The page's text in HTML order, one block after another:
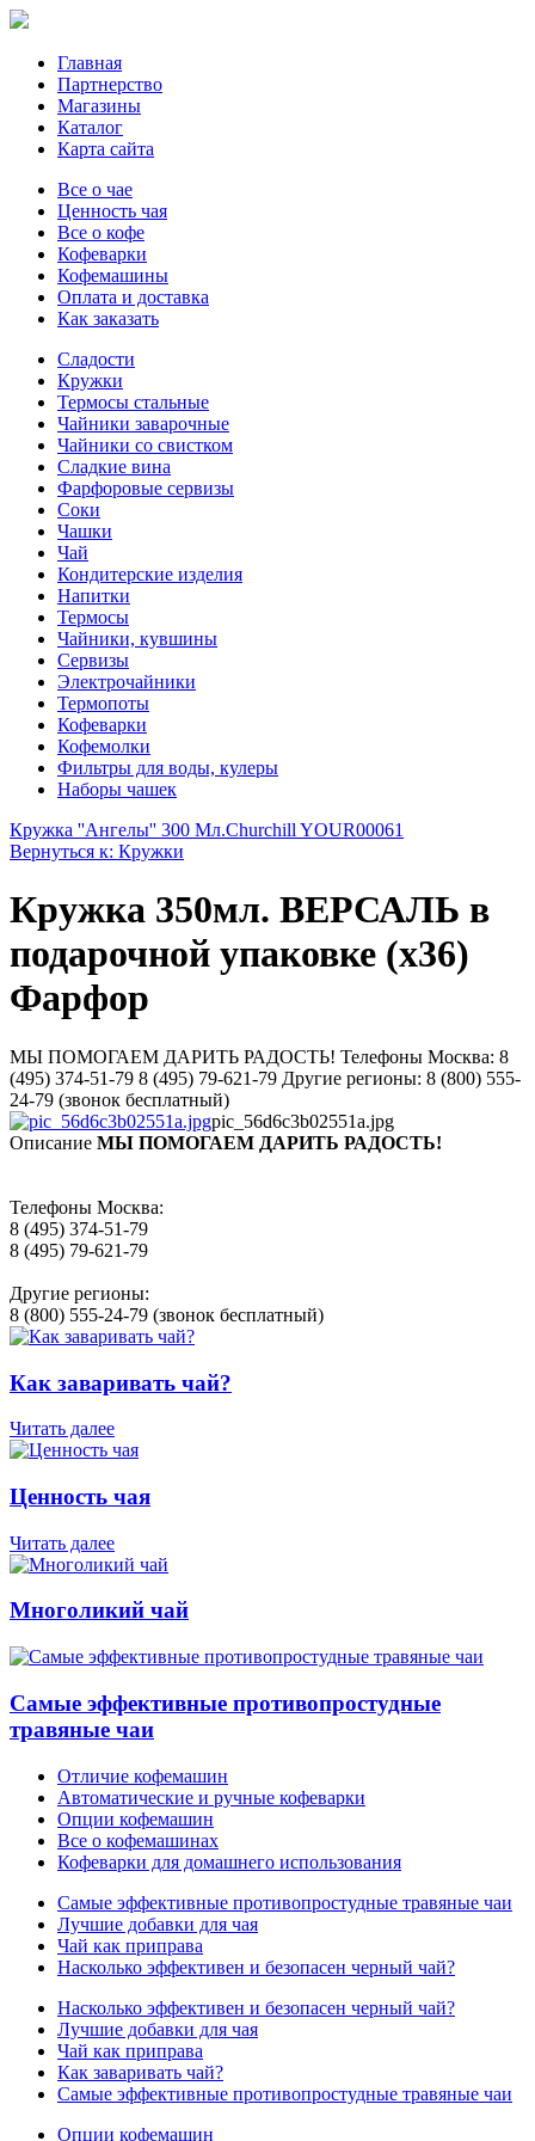
Главная
Партнерство
Магазины
Каталог
Карта сайта
Все о чае
Ценность чая
Все о кофе
Кофеварки
Кофемашины
Оплата и доставка
Как заказать
Сладости
Кружки
Термосы стальные
Чайники заварочные
Чайники со свистком
Сладкие вина
Фарфоровые сервизы
Соки
Чашки
Чай
Кондитерские изделия
Напитки
Термосы
Чайники, кувшины
Сервизы
Электрочайники
Термопоты
Кофеварки
Кофемолки
Фильтры для воды, кулеры
Наборы чашек
Кружка ''Ангелы'' 300 Мл.Churchill YOUR00061
Вернуться к: Кружки
Кружка 350мл. ВЕРСАЛЬ в
подарочной упаковке (х36)
Фарфор
МЫ ПОМОГАЕМ ДАРИТЬ РАДОСТЬ! Телефоны Москва: 8
(495) 374-51-79 8 (495) 79-621-79 Другие регионы: 8 (800) 555-
24-79 (звонок бесплатный)
pic_56d6c3b02551a.jpg
Описание МЫ ПОМОГАЕМ ДАРИТЬ РАДОСТЬ!
Телефоны Москва:
8 (495) 374-51-79
8 (495) 79-621-79
Другие регионы:
8 (800) 555-24-79 (звонок бесплатный)
Как заваривать чай?
Читать далее
Ценность чая
Читать далее
Многоликий чай
Самые эффективные противопростудные
травяные чаи
Отличие кофемашин
Автоматические и ручные кофеварки
Опции кофемашин
Все о кофемашинах
Кофеварки для домашнего использования
Самые эффективные противопростудные травяные чаи
Лучшие добавки для чая
Чай как приправа
Насколько эффективен и безопасен черный чай?
Насколько эффективен и безопасен черный чай?
Лучшие добавки для чая
Чай как приправа
Как заваривать чай?
Самые эффективные противопростудные травяные чаи
Опции кофемашин